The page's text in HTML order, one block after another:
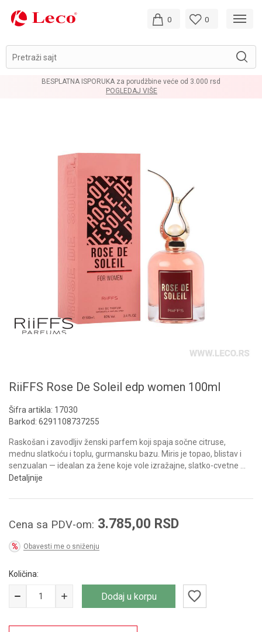
Pretraži sajt
0 0
BESPLATNA ISPORUKA za porudžbine veće od 3.000 rsd
POGLEDAJ VIŠE
RiiFFS Rose De Soleil edp women 100ml
Šifra artikla: 17030
Barkod: 6291108737255
Raskošan i zavodljiv ženski parfem koji spaja sočne citruse,
mednu slatkoću i toplu, gurmansku bazu. Miris je topao, blistav i
senzualan — idealan za žene koje vole izražajne, slatko-cvetne
Detaljnije
Cena sa PDV-om: 3.785,00 RSD
Obavesti me o sniženju
Količina:
Dodaj u korpu